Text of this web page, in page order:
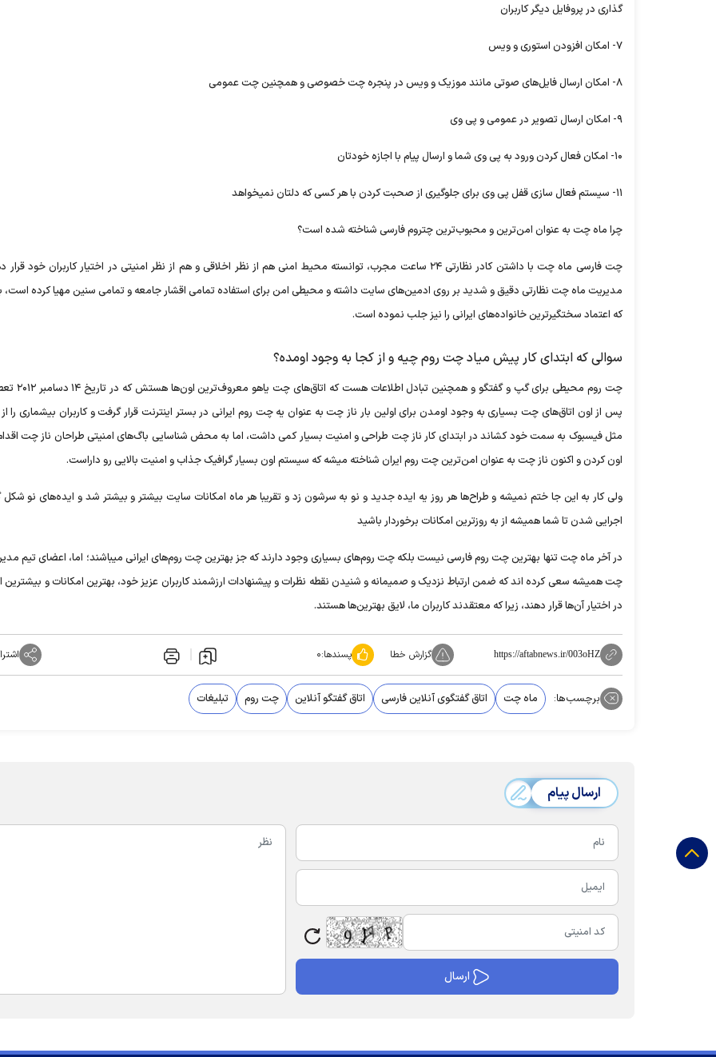
گذاری در پروفایل دیگر کاربران
۷- امکان افزودن استوری و ویس
۸- امکان ارسال فایل‌های صوتی مانند موزیک و ویس در پنجره چت خصوصی و همچنین چت عمومی
۹- امکان ارسال تصویر در عمومی و پی وی
۱۰- امکان فعال کردن ورود به پی وی شما و ارسال پیام با اجازه خودتان
۱۱- سیستم فعال سازی قفل پی وی برای جلوگیری از صحبت کردن با هر کسی که دلتان نمیخواهد
چرا ماه چت به عنوان امن‌ترین و محبوب‌ترین چتروم فارسی شناخته شده است؟
چت فارسی ماه چت با داشتن کادر نظارتی ۲۴ ساعت مجرب، توانسته محیط امنی هم از نظر اخلاقی و هم از نظر امنیتی در اختیار کاربران خود
مدیریت ماه چت نظارتی دقیق و شدید بر روی ادمین‌های سایت داشته و محیطی امن برای استفاده تمامی اقشار جامعه و تمامی سنین مهیا کرده است،
که اعتماد سختگیر‌ترین خانواده‌های ایرانی را نیز جلب نموده است.
سوالی که ابتدای کار پیش میاد چت روم چیه و از کجا به وجود اومده؟
چت روم محیطی برای گپ و گفتگو و
پس از اون اتاق‌های چت بسیاری به وجود اومدن برای اولین بار ناز چت به عنوان یه چت روم ایرانی در بستر اینترنت قرار گرفت و کاربران بیشماری را
مثل فیسبوک به سمت خود کشاند در ابتدای کار ناز چت طراحی و امنیت بسیار کمی داشت، اما به محض شناسایی باگ‌های امنیتی طراحان ناز چت
اون کردن و اکنون ناز چت به عنوان امن‌ترین چت روم ایران شناخته میشه که سیستم اون بسیار گرافیک جذاب و امنیت بالایی رو داراست.
ولی کار به این جا ختم نمیشه و طراح‌ها هر روز یه ایده جدید و نو به سرشون زد و تقریبا هر ماه امکانات سایت بیشتر و بیشتر شد و ایده‌های نو شکل
اجرایی شدن تا شما همیشه از به روز‌ترین امکانات برخوردار باشید
در آخر ماه چت تنها بهترین چت روم فارسی نیست بلکه چت روم‌های بسیاری وجود دارند که جز بهترین چت روم‌های ایرانی میباشند؛ اما، اعضای تیم
چت همیشه سعی کرده اند که ضمن ارتباط نزدیک و صمیمانه و شنیدن نقطه نظرات و پیشنهادات ارزشمند کاربران عزیز خود، بهترین امکانات و بیشترین
در اختیار آن‌ها قرار دهند، زیرا که معتقدند کاربران ما، لایق بهترین‌ها هستند.
https://aftabnews.ir/003oHZ گزارش خطا پسندها:۰
برچسب‌ها: ماه چت اتاق گفتگوی آنلاین فارسی اتاق گفتگو آنلاین چت روم تبلیغات
ارسال پیام